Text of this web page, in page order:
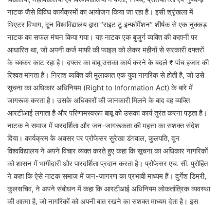
नाटक जैसे विविध कार्यक्रमों का आयोजन किया जा रहा है। इसी श्रृंखला में
थिएटर विभाग, दून विश्वविद्यालय द्वारा “राइट टू इन्फॉर्मेशन” शीर्षक से एक नुक्कड़
नाटक का सफल मंचन किया गया। यह नाटक एक बुजुर्ग व्यक्ति की कहानी पर
आधारित था, जो अपनी कर्ज माफी की फाइल को लेकर महीनों से सरकारी दफ्तरों
के चक्कर काट रहा है। दफ्तर का बाबू उसका कार्य करने के बदले ₹ पांच हजार की
रिश्वत मांगता है। निराश व्यक्ति की मुलाकात एक युवा नागरिक से होती है, जो उसे
सूचना का अधिकार अधिनियम (Right to Information Act) के बारे में
जागरूक करता है। उसके अधिकारों की जानकारी मिलने के बाद वह व्यक्ति
आरटीआई लगाता है और परिणामस्वरूप बाबू को उसका कार्य तुरंत करना पड़ता है।
नाटक ने समाज में पारदर्शिता और जन-जागरूकता की महत्ता का सशक्त संदेश
दिया। कार्यक्रम के अवसर पर प्रोफेसर सुरेखा डंगवाल, कुलपति, दून
विश्वविद्यालय ने अपने विचार व्यक्त करते हुए कहा कि सूचना का अधिकार नागरिकों
को शासन में भागीदारी और पारदर्शिता प्रदान करता है। प्रोफेसर एच. सी. पुरोहित
ने कहा कि ऐसे नाटक समाज में जन-जागरण का प्रभावी माध्यम हैं। दुर्गेश डिमरी,
कुलसचिव, ने अपने संबोधन में कहा कि आरटीआई अधिनियम लोकतांत्रिक व्यवस्था
की आत्मा है, जो नागरिकों को अपनी बात रखने का सशक्त माध्यम देता है। इस